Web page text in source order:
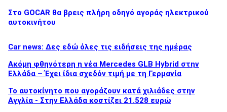
Επιχειρήσεις
ΑΝΑΖΗΤΗΣΗ
Στο GOCAR θα βρεις πλήρη οδηγό αγοράς ηλεκτρικού
αυτοκινήτου
Car news: Δες εδώ όλες τις ειδήσεις της ημέρας
Ακόμη φθηνότερη η νέα Mercedes GLB Hybrid στην
Ελλάδα – Έχει ίδια σχεδόν τιμή με τη Γερμανία
To αυτοκίνητο που αγοράζουν κατά χιλιάδες στην
Αγγλία - Στην Ελλάδα κοστίζει 21.528 ευρώ